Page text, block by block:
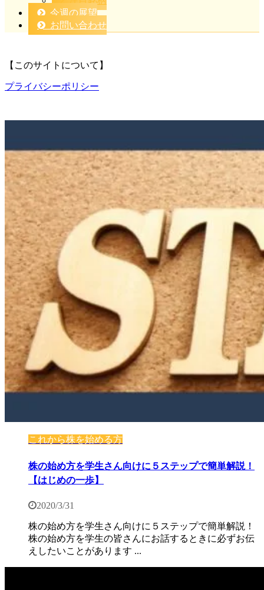
今週の展望
お問い合わせ
【このサイトについて】
プライバシーポリシー
これから株を始める方
株の始め方を学生さん向けに５ステップで簡単解説！
【はじめの一歩】
2020/3/31
株の始め方を学生さん向けに５ステップで簡単解説！
株の始め方を学生の皆さんにお話するときに必ずお伝
えしたいことがあります ...